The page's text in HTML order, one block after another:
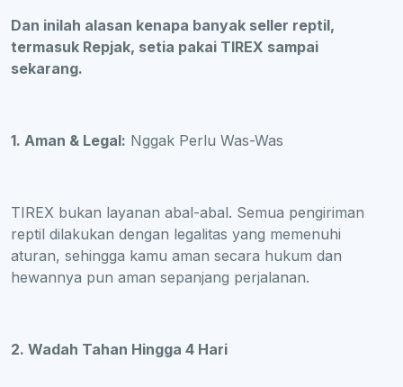
Dan inilah alasan kenapa banyak seller reptil,
termasuk Repjak, setia pakai TIREX sampai
sekarang.
1. Aman & Legal: Nggak Perlu Was-Was
TIREX bukan layanan abal-abal. Semua pengiriman
reptil dilakukan dengan legalitas yang memenuhi
aturan, sehingga kamu aman secara hukum dan
hewannya pun aman sepanjang perjalanan.
2. Wadah Tahan Hingga 4 Hari